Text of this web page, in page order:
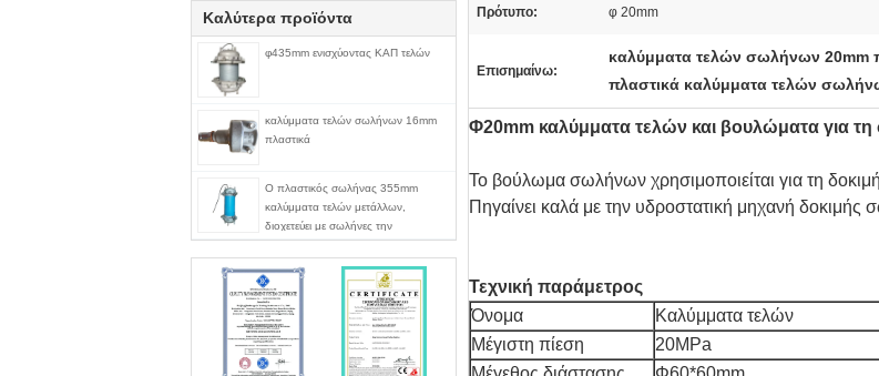
Καλύτερα προϊόντα
φ435mm ενισχύοντας ΚΑΠ τελών
καλύμματα τελών σωλήνων 16mm
πλαστικά
Ο πλαστικός σωλήνας 355mm
καλύμματα τελών μετάλλων,
διοχετεύει με σωλήνες την
υδροστατική ΚΑΠ τελών εξεταστικού
Πρότυπο: φ 20mm
Επισημαίνω:
καλύμματα τελών σωλήνων 20mm
πλαστικά καλύμματα τελών
Φ20mm καλύμματα τελών και βουλώματα για
Το βούλωμα σωλήνων χρησιμοποιείται για τη
Πηγαίνει καλά με την υδροστατική μηχανή
Τεχνική παράμετρος
Όνομα
Καλύμματα τελών
Μέγιστη πίεση
20MPa